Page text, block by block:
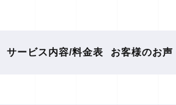
サービス内容/料金表 お客様のお声